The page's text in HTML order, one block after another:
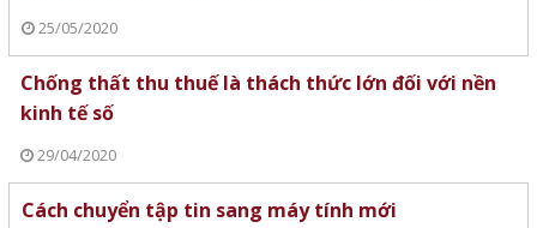
25/05/2020
Chống thất thu thuế là thách thức lớn đối với nền
kinh tế số
29/04/2020
Cách chuyển tập tin sang máy tính mới